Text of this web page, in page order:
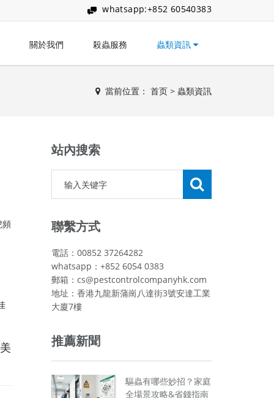
whatsapp:+852 60540383
關於我們 殺蟲服務 蟲類資訊
當前位置： 首页 > 蟲類資訊
頻
站內搜索
聯繫方式
電話：00852 37264282
whatsapp：+852 6054 0383
郵箱：cs@pestcontrolcompanyhk.com
地址：香港九龍新蒲崗八達街3號安達工業
大廈7樓
推薦新聞
驅蟲有哪些妙招？家庭
全場景攻略&省錢指南